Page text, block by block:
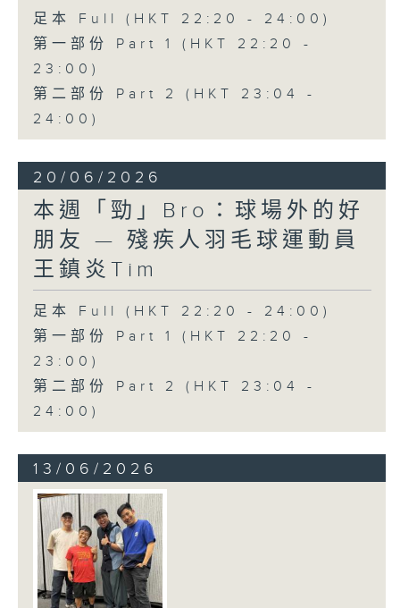
足本 Full (HKT 22:20 - 24:00)
第一部份 Part 1 (HKT 22:20 -
23:00)
第二部份 Part 2 (HKT 23:04 -
24:00)
20/06/2026
本週「勁」Bro：球場外的好
朋友 — 殘疾人羽毛球運動員
王鎮炎Tim
足本 Full (HKT 22:20 - 24:00)
第一部份 Part 1 (HKT 22:20 -
23:00)
第二部份 Part 2 (HKT 23:04 -
24:00)
13/06/2026